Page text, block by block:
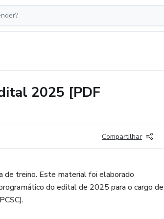
2025 [PDF
Compartilhar
de treino. Este material foi elaborado
do edital de 2025 para o cargo de